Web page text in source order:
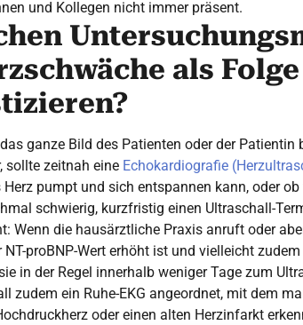
und Kollegen nicht immer präsent.
als
ganze Bild des Patienten oder der
sollte zeitnah eine Echokardiografie
pumpt und sich entspannen kann, oder
schwierig, kurzfristig einen Ultraschall-
Wenn die hausärztliche Praxis anruft oder
NT-proBNP-Wert erhöht ist und vielleicht
in der Regel innerhalb weniger Tage zum
zudem ein Ruhe-EKG angeordnet, mit dem
oder einen alten Herzinfarkt